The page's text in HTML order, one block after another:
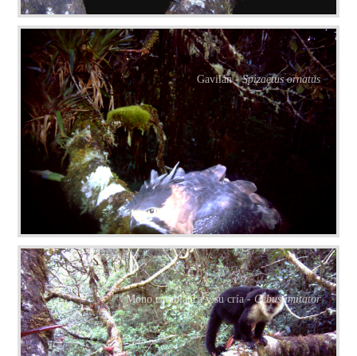
Gavilán -Spizaetus ornatus
Mono carablanca y su cría -Cebus imitator